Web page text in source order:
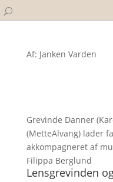
Af: Janken Varden
Grevinde Danner
(MetteAlvang) lader
akkompagneret af
Filippa Berglund
Lensgrevinden